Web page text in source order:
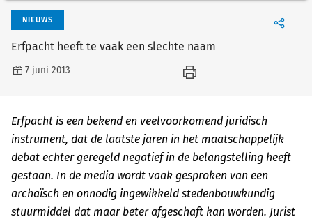
NIEUWS
Erfpacht heeft te vaak een slechte naam
7 juni 2013
Erfpacht is een bekend en veelvoorkomend juridisch
instrument, dat de laatste jaren in het maatschappelijk
debat echter geregeld negatief in de belangstelling heeft
gestaan. In de media wordt vaak gesproken van een
archaïsch en onnodig ingewikkeld stedenbouwkundig
stuurmiddel dat maar beter afgeschaft kan worden. Jurist